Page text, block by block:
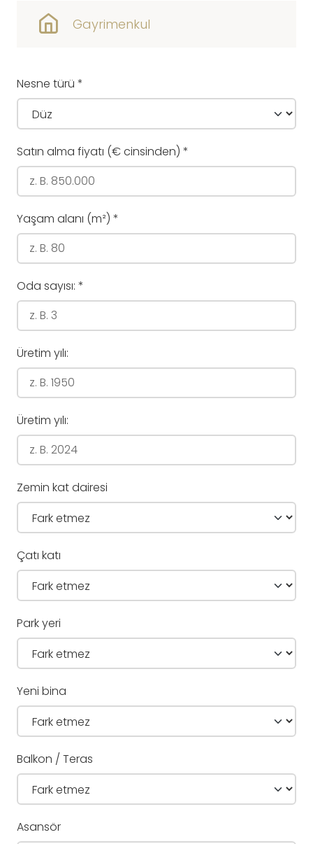
Gayrimenkul
Nesne türü *
Satın alma fiyatı (€ cinsinden) *
Yaşam alanı (m²) *
Oda sayısı: *
Üretim yılı:
Üretim yılı:
Zemin kat dairesi
Çatı katı
Park yeri
Yeni bina
Balkon / Teras
Asansör